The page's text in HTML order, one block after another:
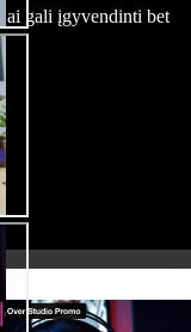
gali įgyvendinti bet